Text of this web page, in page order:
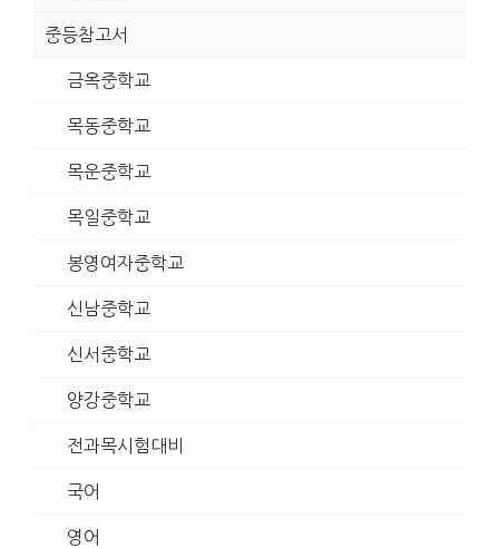
중등참고서
금옥중학교
목동중학교
목운중학교
목일중학교
봉영여자중학교
신남중학교
신서중학교
양강중학교
전과목시험대비
국어
영어